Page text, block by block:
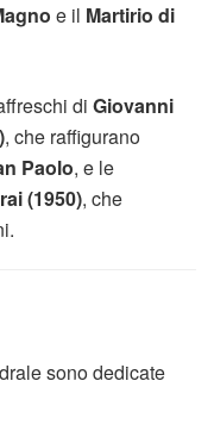
e il Martirio di
di Giovanni
, che raffigurano
Paolo, e le
(1950), che
sono dedicate